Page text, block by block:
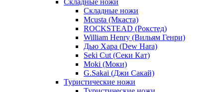
Складные ножи
Mcusta (Мкаста)
ROCKSTEAD (Рокстед)
William Henry (Вильям Генри)
Дью Хара (Dew Hara)
Seki Cut (Секи Кат)
Moki (Моки)
G.Sakai (Джи Сакай)
Туристические ножи